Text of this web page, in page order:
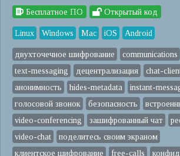
Бесплатное ПО Открытый код
Linux Windows Mac iOS Android
двухточечное шифрование communications
text-messaging
децентрализация chat-
анонимность
hides-metadata
instant-
голосовой звонок
безопасность
video-conferencing
зашифрованный чат
video-chat
поделитесь своим экраном
клиентское шифрование
free-calls